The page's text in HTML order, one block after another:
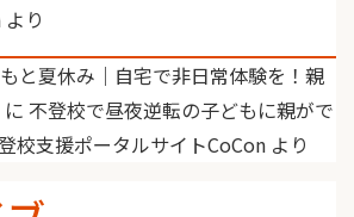
より
と夏休み｜自宅で非日常体験を！親
に 不登校で昼夜逆転の子どもに親がで
校支援ポータルサイトCoCon より